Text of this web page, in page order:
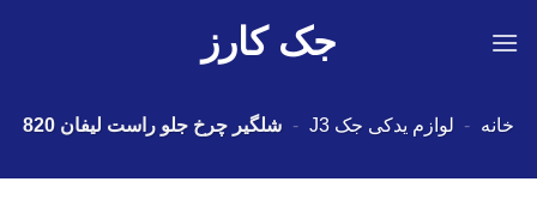
جک کارز
خانه - لوازم یدکی جک J3 - شلگیر چرخ جلو راست لیفان 820